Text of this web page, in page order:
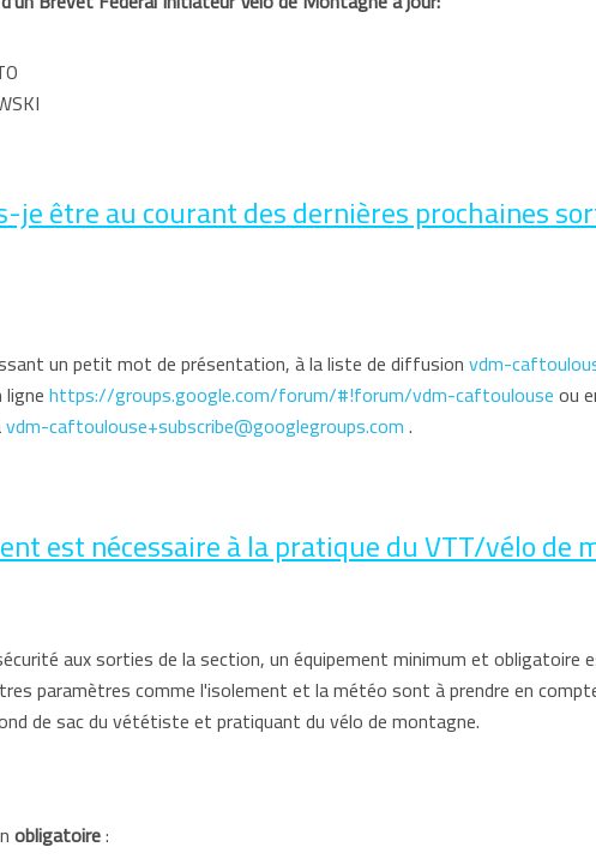
être au courant des dernières prochaines
un petit mot de présentation, à la liste de diffusionvdm-
https://groups.google.com/forum/#!forum/vdm-caftoulouseou
vdm-caftoulouse+subscribe@googlegroups.com.
est nécessaire à la pratique du VTT/vélo de
aux sorties de la section, un équipement minimum et obligatoire
paramètres comme l'isolement et la météo sont à prendre en
de sac du vététiste et pratiquant du vélo de montagne.
obligatoire: